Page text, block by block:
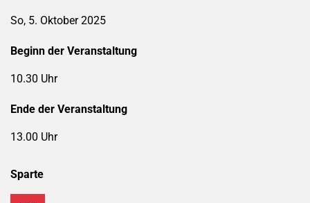
So, 5. Oktober 2025
Beginn der Veranstaltung
10.30 Uhr
Ende der Veranstaltung
13.00 Uhr
Sparte